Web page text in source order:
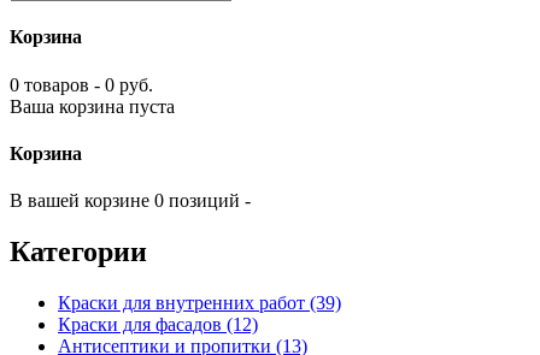
Корзина
0 товаров - 0 руб.
Ваша корзина пуста
Корзина
В вашей корзине 0 позиций -
Категории
Краски для внутренних работ (39)
Краски для фасадов (12)
Антисептики и пропитки (13)